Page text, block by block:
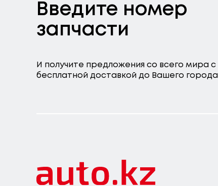
Введите номер
запчасти
И получите предложения со всего мира с
бесплатной доставкой до Вашего города